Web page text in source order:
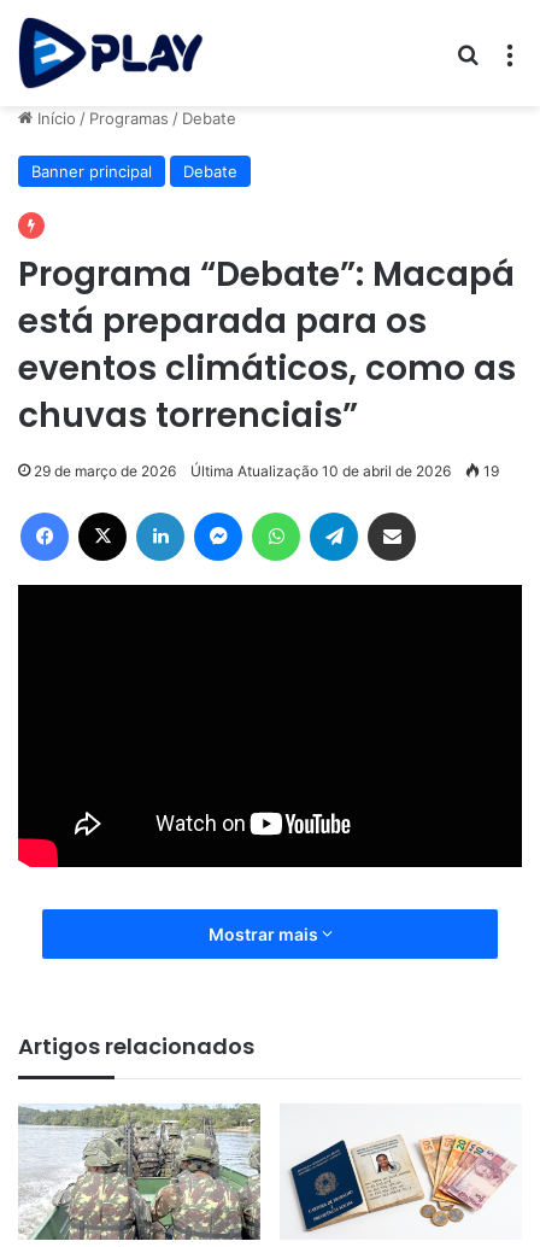
Início / Programas / Debate
Banner principal Debate
Programa “Debate”: Macapá
está preparada para os
eventos climáticos, como as
chuvas torrenciais”
29 de março de 2026 Última Atualização 10 de abril de 2026 19
Mostrar mais
Artigos relacionados